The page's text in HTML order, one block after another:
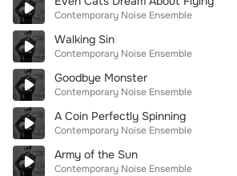
Contemporary Noise Ensemble
Walking Sin
Contemporary Noise Ensemble
Goodbye Monster
Contemporary Noise Ensemble
A Coin Perfectly Spinning
Contemporary Noise Ensemble
Army of the Sun
Contemporary Noise Ensemble